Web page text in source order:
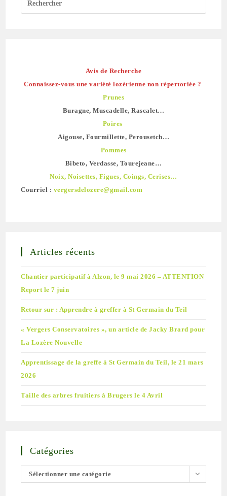
Avis de Recherche
Connaissez-vous une variété lozérienne non répertoriée ?
Prunes
Buragne, Muscadelle, Rascalet…
Poires
Aigouse, Fourmillette, Perousetch…
Pommes
Bibeto, Verdasse, Tourejeane…
Noix, Noisettes, Figues, Coings, Cerises…
Courriel : vergersdelozere@gmail.com
Articles récents
Chantier participatif à Alzon, le 9 mai 2026 – ATTENTION
Report le 7 juin
Retour sur : Apprendre à greffer à St Germain du Teil
« Vergers Conservatoires », un article de Jacky Brard pour
La Lozère Nouvelle
Apprentissage de la greffe à St Germain du Teil, le 21 mars
2026
Taille des arbres fruitiers à Brugers le 4 Avril
Catégories
Sélectionner une catégorie